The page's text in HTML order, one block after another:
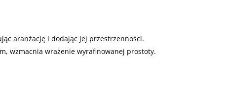
aranżację i dodając jej przestrzenności.
wzmacnia wrażenie wyrafinowanej prostoty.